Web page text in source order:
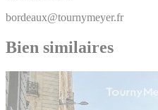
bordeaux@tournymeyer.fr
Bien similaires